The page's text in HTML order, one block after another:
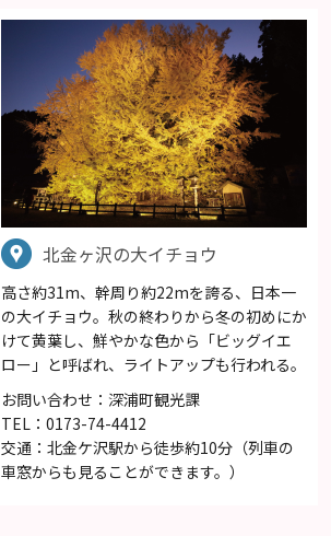
北金ヶ沢の大イチョウ
高さ約31m、幹周り約22mを誇る、日本一
の大イチョウ。秋の終わりから冬の初めにか
けて黄葉し、鮮やかな色から「ビッグイエ
ロー」と呼ばれ、ライトアップも行われる。
お問い合わせ：深浦町観光課
TEL：0173-74-4412
交通：北金ケ沢駅から徒歩約10分（列車の
車窓からも見ることができます。）